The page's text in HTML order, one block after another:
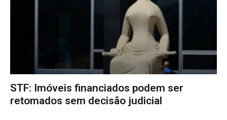
STF: Imóveis financiados podem ser
retomados sem decisão judicial